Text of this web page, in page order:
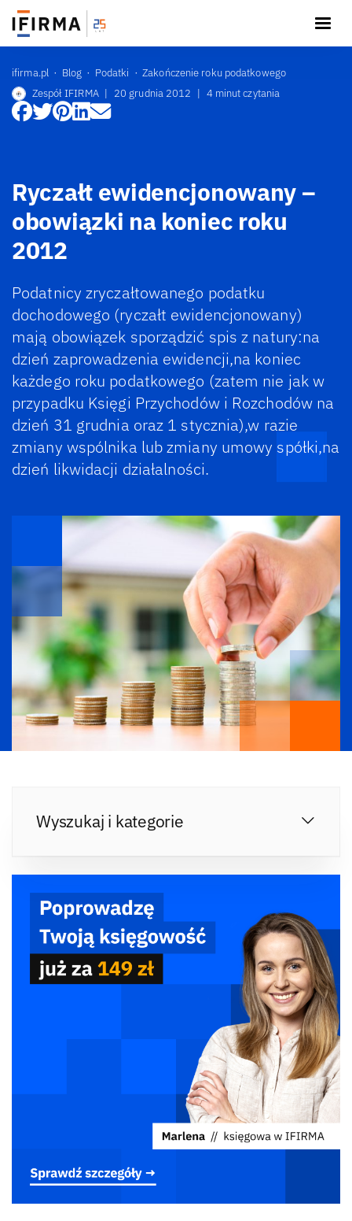
ifirma.pl Blog Podatki
Zakończenie roku podatkowego
Zespół IFIRMA | 20 grudnia 2012 | 4 minut czytania
Ryczałt ewidencjonowany –
obowiązki na koniec roku
2012
Podatnicy zryczałtowanego podatku
dochodowego (ryczałt ewidencjonowany)
mają obowiązek sporządzić spis z natury:na
dzień zaprowadzenia ewidencji,na koniec
każdego roku podatkowego (zatem nie jak w
przypadku Księgi Przychodów i Rozchodów na
dzień 31 grudnia oraz 1 stycznia),w razie
zmiany wspólnika lub zmiany umowy spółki,na
dzień likwidacji działalności.
Wyszukaj i kategorie